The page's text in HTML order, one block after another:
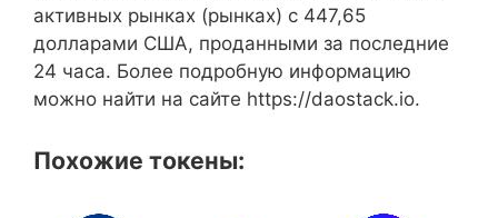
активных рынках (рынках) с 447,65
долларами США, проданными за последние
24 часа. Более подробную информацию
можно найти на сайте https://daostack.io.
Похожие токены: